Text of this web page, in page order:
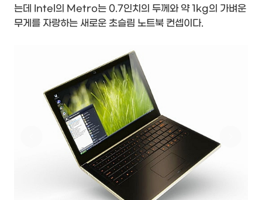
는데 Intel의 Metro는 0.7인치의 두께와 약 1kg의 가벼운
무게를 자랑하는 새로운 초슬림 노트북 컨셉이다.